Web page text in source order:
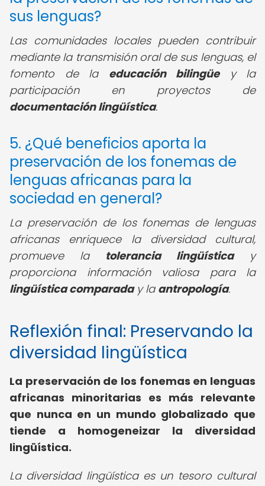
sus lenguas?
Las comunidades locales pueden contribuir
mediante la transmisión oral de sus lenguas, el
fomento de la educación bilingüey la
participación en proyectos de
documentación lingüística.
5. ¿Qué beneficios aporta la
preservación de los fonemas de
lenguas africanas para la
sociedad en general?
La preservación de los fonemas de lenguas
africanas enriquece la diversidad cultural,
promueve la tolerancia lingüísticay
proporciona información valiosa para la
lingüística comparaday la antropología.
Reflexión final: Preservando la
diversidad lingüística
La preservación de los fonemas en lenguas
africanas minoritarias es más relevante
que nunca en un mundo globalizado que
tiende a homogeneizar la diversidad
lingüística.
La diversidad lingüística es un tesoro cultural